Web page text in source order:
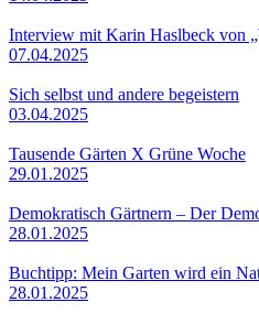
Interview mit Karin Haslbeck von
07.04.2025
Sich selbst und andere begeistern
03.04.2025
Tausende Gärten X Grüne Woche
29.01.2025
Demokratisch Gärtnern – Der
28.01.2025
Buchtipp: Mein Garten wird ein
28.01.2025